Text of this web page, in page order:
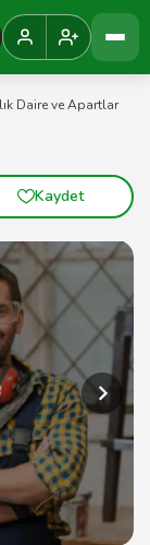
Daire ve Apartlar
Kaydet